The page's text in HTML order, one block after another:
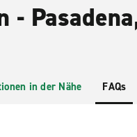
in der Nähe FAQs